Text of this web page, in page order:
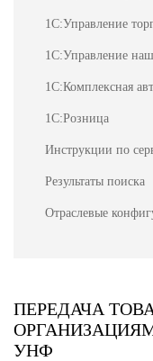
1С:Управление
1С:Управление
1С:Комплексная
1С:Розница
Инструкции по
Результаты поиска
Отраслевые
ПЕРЕДАЧА
УНФ